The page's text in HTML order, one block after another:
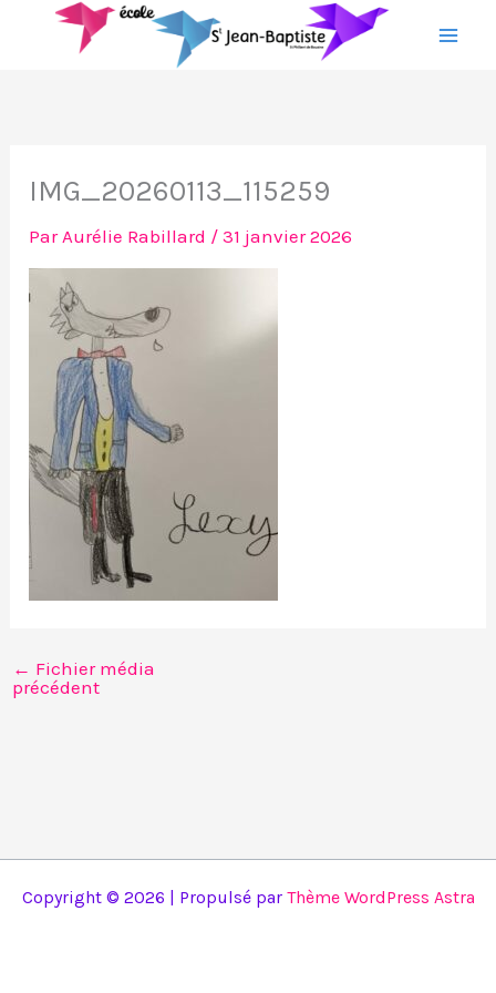
IMG_20260113_115259
Par Aurélie Rabillard /31 janvier 2026
← Fichier média
précédent
Copyright © 2026 | Propulsé par Thème WordPress Astra